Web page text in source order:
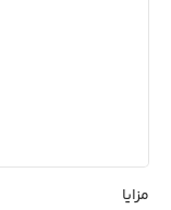
مزایا